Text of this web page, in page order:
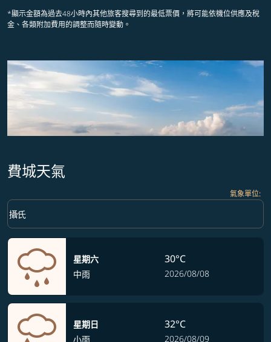
*顯示金額為過去48小時內其他旅客搜尋到的最低票價，將可能依機位供應及稅
金、各類附加費用的調整而隨時變動。
費城天氣
氣象單位:
Weather unit option 攝氏 Selected
攝氏
keyboard_arrow_down
星期六
中雨
30°C
2026/08/08
星期日
小雨
32°C
2026/08/09